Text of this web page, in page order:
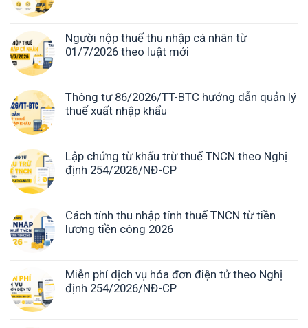
Người nộp thuế thu nhập cá nhân từ
01/7/2026 theo luật mới
Thông tư 86/2026/TT-BTC hướng dẫn quản lý
thuế xuất nhập khẩu
Lập chứng từ khấu trừ thuế TNCN theo Nghị
định 254/2026/NĐ-CP
Cách tính thu nhập tính thuế TNCN từ tiền
lương tiền công 2026
Miễn phí dịch vụ hóa đơn điện tử theo Nghị
định 254/2026/NĐ-CP